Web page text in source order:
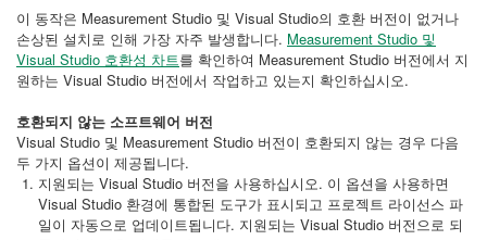
이 동작은 Measurement Studio 및 Visual Studio의 호환 버전이 없거나
손상된 설치로 인해 가장 자주 발생합니다. Measurement Studio 및
Visual Studio 호환성 차트를 확인하여 Measurement Studio 버전에서 지
원하는 Visual Studio 버전에서 작업하고 있는지 확인하십시오.
호환되지 않는 소프트웨어 버전
Visual Studio 및 Measurement Studio 버전이 호환되지 않는 경우 다음
두 가지 옵션이 제공됩니다.
지원되는 Visual Studio 버전을 사용하십시오. 이 옵션을 사용하면
Visual Studio 환경에 통합된 도구가 표시되고 프로젝트 라이선스 파
일이 자동으로 업데이트됩니다. 지원되는 Visual Studio 버전으로 되